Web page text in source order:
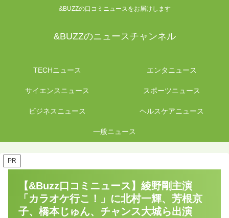
&BUZZの口コミニュースをお届けします
&BUZZのニュースチャンネル
TECHニュース エンタニュース
サイエンスニュース スポーツニュース
ビジネスニュース ヘルスケアニュース
一般ニュース
PR
【&Buzz口コミニュース】綾野剛主演
「カラオケ行こ！」に北村一輝、芳根京
子、橋本じゅん、チャンス大城ら出演